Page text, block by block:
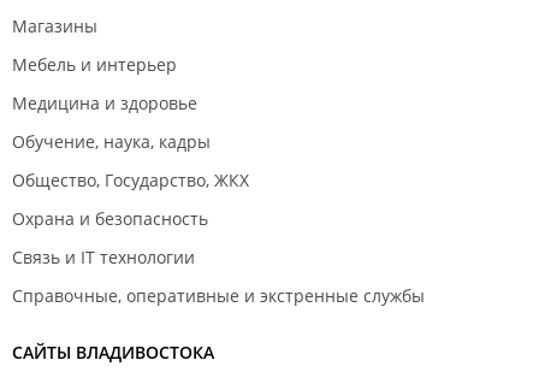
Магазины
Мебель и интерьер
Медицина и здоровье
Обучение, наука, кадры
Общество, Государство, ЖКХ
Охрана и безопасность
Связь и IT технологии
Справочные, оперативные и экстренные службы
САЙТЫ ВЛАДИВОСТОКА